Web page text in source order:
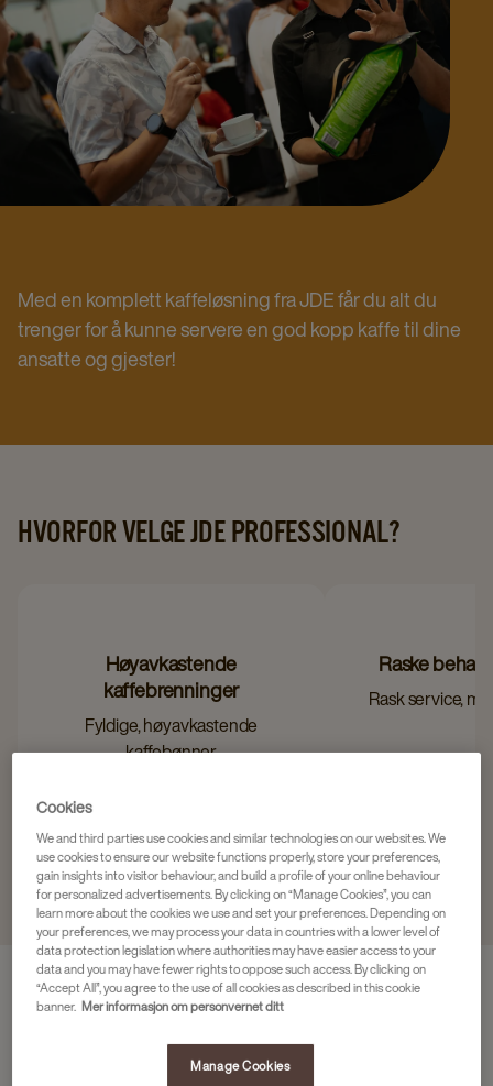
Med en komplett kaffeløsning fra JDE får du alt du
trenger for å kunne servere en god kopp kaffe til dine
ansatte og gjester!
HVORFOR VELGE JDE PROFESSIONAL?
Høyavkastende
kaffebrenninger
Fyldige, høyavkastende
kaffebønner
Raske
Rask service,
Cookies
We and third parties use cookies and similar technologies on our websites. We
use cookies to ensure our website functions properly, store your preferences,
gain insights into visitor behaviour, and build a profile of your online behaviour
for personalized advertisements. By clicking on “Manage Cookies”, you can
learn more about the cookies we use and set your preferences. Depending on
your preferences, we may process your data in countries with a lower level of
data protection legislation where authorities may have easier access to your
data and you may have fewer rights to oppose such access. By clicking on
“Accept All”, you agree to the use of all cookies as described in this cookie
banner. Mer informasjon om personvernet ditt
Manage Cookies